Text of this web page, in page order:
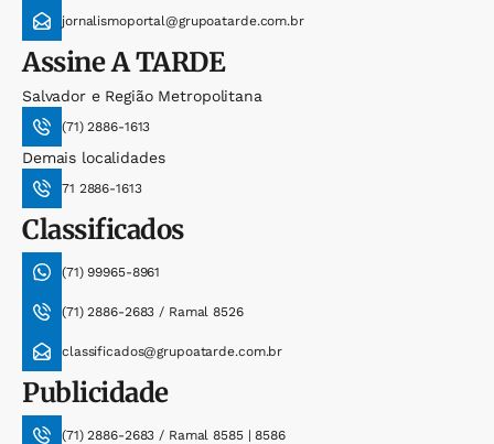
jornalismoportal@grupoatarde.com.br
AssineA TARDE
Salvador e Região Metropolitana
(71) 2886-1613
Demais localidades
71 2886-1613
Classificados
(71) 99965-8961
(71) 2886-2683 / Ramal 8526
classificados@grupoatarde.com.br
Publicidade
(71) 2886-2683 / Ramal 8585 | 8586